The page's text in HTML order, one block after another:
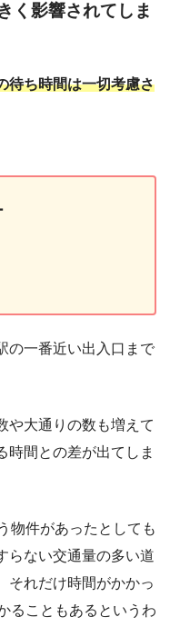
く影響されてしま
待ち時間は一切考慮さ
の一番近い出入口まで
や大通りの数も増えて
時間との差が出てしま
物件があったとしても
らない交通量の多い道
それだけ時間がかかっ
ることもあるというわ